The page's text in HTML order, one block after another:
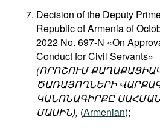
Decision of the Deputy
Republic of Armenia of
2022 No. 697-N «On
Conduct for Civil Servants»
(ՈՐՈՇՈՒՄ
ԾԱՌԱՅՈՂՆԵՐԻ
ԿԱՆՈՆԱԳԻՐՔԸ
ՄԱՍԻՆ), (Armenian);